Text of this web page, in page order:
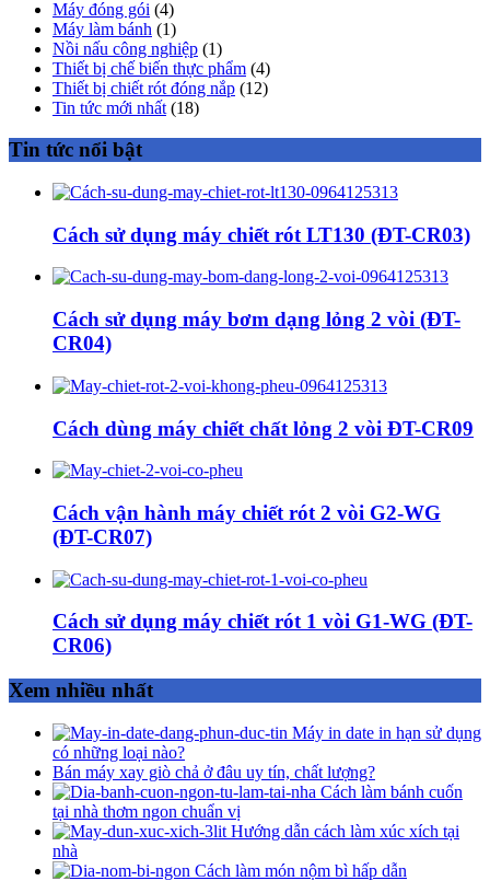
Máy đóng gói (4)
Máy làm bánh (1)
Nồi nấu công nghiệp (1)
Thiết bị chế biến thực phẩm (4)
Thiết bị chiết rót đóng nắp (12)
Tin tức mới nhất (18)
Tin tức nổi bật
Cách sử dụng máy chiết rót LT130 (ĐT-CR03)
Cách sử dụng máy bơm dạng lỏng 2 vòi (ĐT-
CR04)
Cách dùng máy chiết chất lỏng 2 vòi ĐT-CR09
Cách vận hành máy chiết rót 2 vòi G2-WG
(ĐT-CR07)
Cách sử dụng máy chiết rót 1 vòi G1-WG (ĐT-
CR06)
Xem nhiều nhất
Máy in date in hạn sử dụng
có những loại nào?
Bán máy xay giò chả ở đâu uy tín, chất lượng?
Cách làm bánh cuốn
tại nhà thơm ngon chuẩn vị
Hướng dẫn cách làm xúc xích tại
nhà
Cách làm món nộm bì hấp dẫn